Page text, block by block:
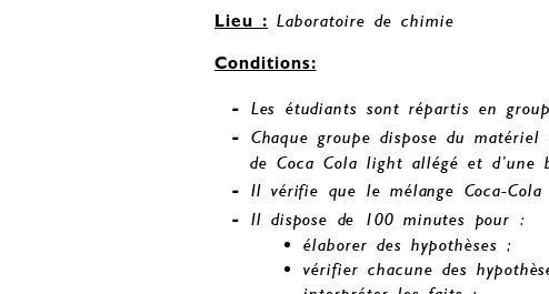
Lieu : Laboratoire de chimie
Conditions:
Les étudiants sont répartis en
Chaque groupe dispose du
de Coca Cola light allégé et d’une
Il vérifie que le mélange Coca-
Il dispose de 100 minutes pour :
élaborer des hypothèses ;
vérifier chacune des